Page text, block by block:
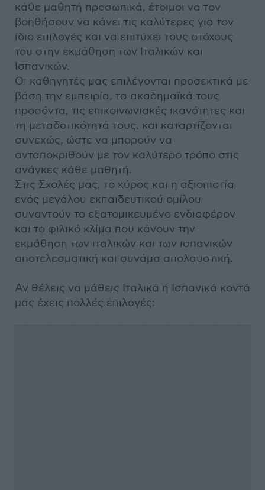
κάθε μαθητή προσωπικά, έτοιμοι να τον
βοηθήσουν να κάνει τις καλύτερες για τον
ίδιο επιλογές και να επιτύχει τους στόχους
του στην εκμάθηση των Ιταλικών και
Ισπανικών.
Οι καθηγητές μας επιλέγονται προσεκτικά με
βάση την εμπειρία, τα ακαδημαϊκά τους
προσόντα, τις επικοινωνιακές ικανότητες και
τη μεταδοτικότητά τους, και καταρτίζονται
συνεχώς, ώστε να μπορούν να
ανταποκριθούν με τον καλύτερο τρόπο στις
ανάγκες κάθε μαθητή.
Στις Σχολές μας, το κύρος και η αξιοπιστία
ενός μεγάλου εκπαιδευτικού ομίλου
συναντούν το εξατομικευμένο ενδιαφέρον
και το φιλικό κλίμα που κάνουν την
εκμάθηση των ιταλικών και των ισπανικών
αποτελεσματική και συνάμα απολαυστική.
Αν θέλεις να μάθεις Ιταλικά ή Ισπανικά κοντά
μας έχεις πολλές επιλογές: